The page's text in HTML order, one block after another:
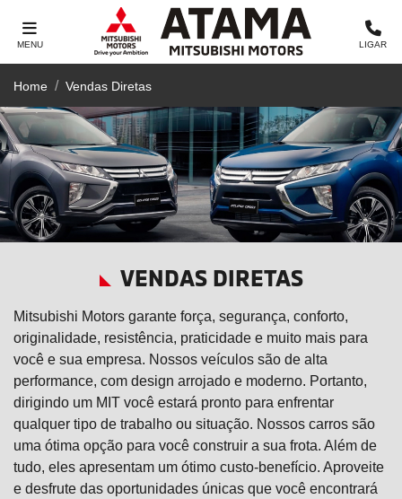
MENU LIGAR
Home Vendas Diretas
VENDAS DIRETAS
Mitsubishi Motors garante força, segurança, conforto,
originalidade, resistência, praticidade e muito mais para
você e sua empresa. Nossos veículos são de alta
performance, com design arrojado e moderno. Portanto,
dirigindo um MIT você estará pronto para enfrentar
qualquer tipo de trabalho ou situação. Nossos carros são
uma ótima opção para você construir a sua frota. Além de
tudo, eles apresentam um ótimo custo-benefício. Aproveite
e desfrute das oportunidades únicas que você encontrará